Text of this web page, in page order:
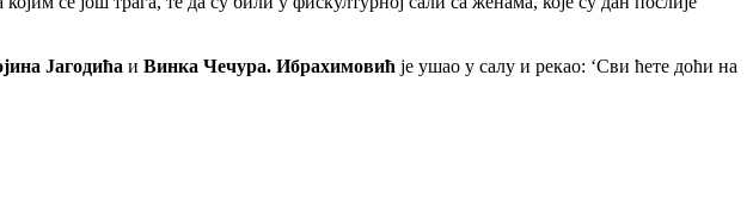
Јагодића и Винка Чечура. Ибрахимовић је ушао у салу и рекао: ‘Сви ћете доћи на